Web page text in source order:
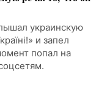
украинскую
и запел
попал на